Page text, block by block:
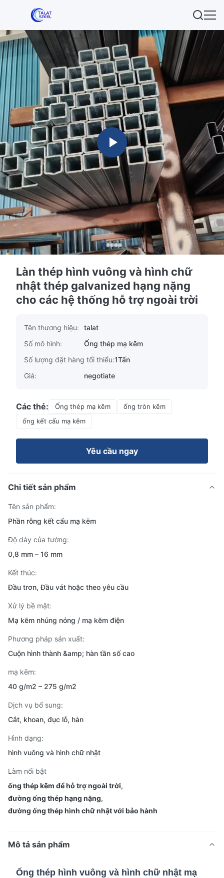
Làn thép hình vuông và hình chữ
nhật thép galvanized hạng nặng
cho các hệ thống hỗ trợ ngoài trời
Tên thương hiệu:
talat
Số mô hình:
Ống thép mạ kẽm
Số lượng đặt hàng tối thiểu:1Tấn
Giá:
negotiate
Các thẻ: Ống thép mạ kẽm
ống tròn kẽm
ống kết cấu mạ kẽm
Yêu cầu ngay
Chi tiết sản phẩm
Tên sản phẩm:
Phần rỗng kết cấu mạ kẽm
Độ dày của tường:
0,8 mm – 16 mm
Kết thúc:
Đầu trơn, Đầu vát hoặc theo yêu cầu
Xử lý bề mặt:
Mạ kẽm nhúng nóng / mạ kẽm điện
Phương pháp sản xuất:
Cuộn hình thành &amp; hàn tần số cao
mạ kẽm:
40 g/m2 – 275 g/m2
Dịch vụ bổ sung:
Cắt, khoan, đục lỗ, hàn
Hình dạng:
hình vuông và hình chữ nhật
Làm nổi bật
ống thép kẽm để hỗ trợ ngoài trời,
đường ống thép hạng nặng,
đường ống thép hình chữ nhật với bảo hành
Mô tả sản phẩm
Ống thép hình vuông và hình chữ nhật mạ